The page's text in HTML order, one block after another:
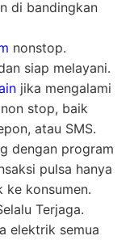
di bandingkan
nonstop.
siap melayani.
jika mengalami
stop, baik
atau SMS.
dengan program
pulsa hanya
ke konsumen.
Terjaga.
elektrik semua